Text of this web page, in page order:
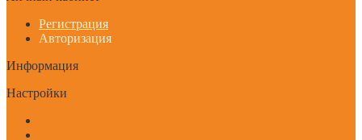
Регистрация
Авторизация
Информация
Настройки